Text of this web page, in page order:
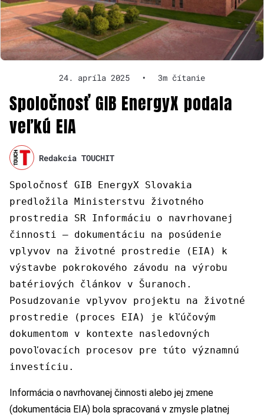
24. apríla 2025 • 3m čítanie
Spoločnosť GIB EnergyX podala
veľkú EIA
Redakcia TOUCHIT
Spoločnosť GIB EnergyX Slovakia
predložila Ministerstvu životného
prostredia SR Informáciu o navrhovanej
činnosti – dokumentáciu na posúdenie
vplyvov na životné prostredie (EIA) k
výstavbe pokrokového závodu na výrobu
batériových článkov v Šuranoch.
Posudzovanie vplyvov projektu na životné
prostredie (proces EIA) je kľúčovým
dokumentom v kontexte nasledovných
povoľovacích procesov pre túto významnú
investíciu.
Informácia o navrhovanej činnosti alebo jej zmene
(dokumentácia EIA) bola spracovaná v zmysle platnej